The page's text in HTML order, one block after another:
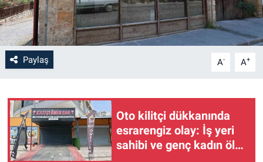
Paylaş A- A+
Oto kilitçi dükkanında
esrarengiz olay: İş yeri
sahibi ve genç kadın ölü